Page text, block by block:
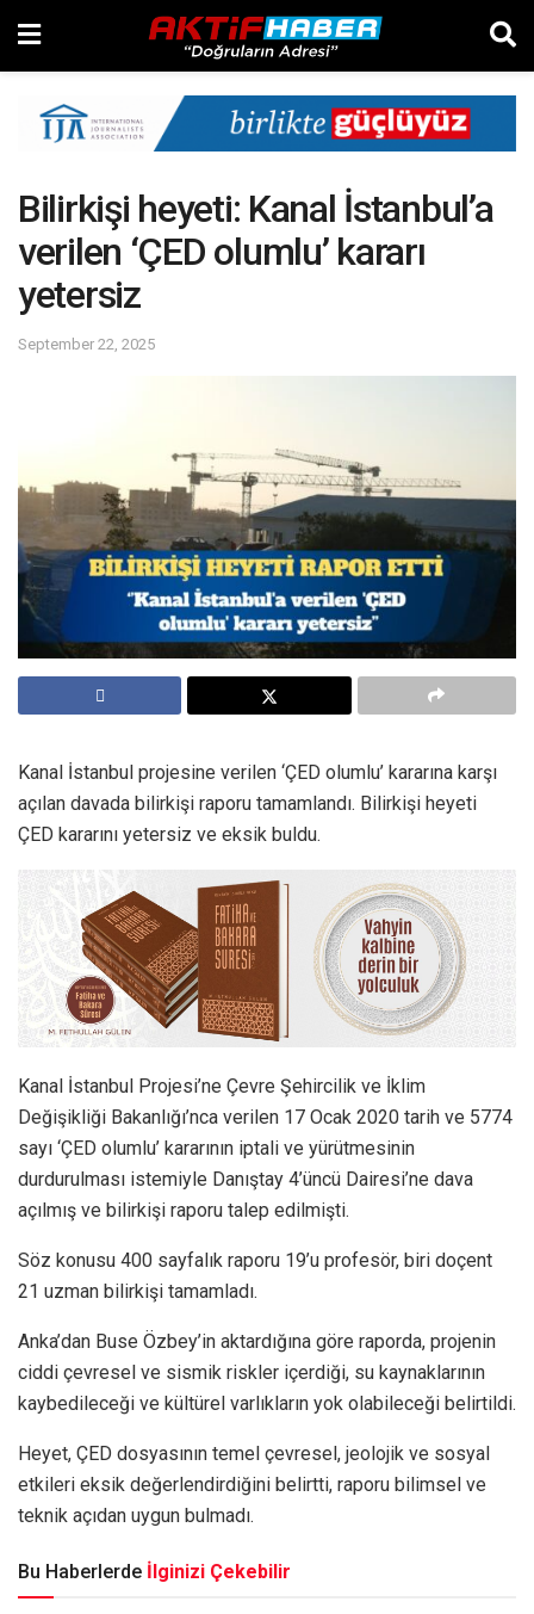
Bilirkişi heyeti: Kanal İstanbul’a
verilen ‘ÇED olumlu’ kararı
yetersiz
September 22, 2025
Kanal İstanbul projesine verilen ‘ÇED olumlu’ kararına karşı
açılan davada bilirkişi raporu tamamlandı. Bilirkişi heyeti
ÇED kararını yetersiz ve eksik buldu.
Kanal İstanbul Projesi’ne Çevre Şehircilik ve İklim
Değişikliği Bakanlığı’nca verilen 17 Ocak 2020 tarih ve 5774
sayı ‘ÇED olumlu’ kararının iptali ve yürütmesinin
durdurulması istemiyle Danıştay 4’üncü Dairesi’ne dava
açılmış ve bilirkişi raporu talep edilmişti.
Söz konusu 400 sayfalık raporu 19’u profesör, biri doçent
21 uzman bilirkişi tamamladı.
Anka’dan Buse Özbey’in aktardığına göre raporda, projenin
ciddi çevresel ve sismik riskler içerdiği, su kaynaklarının
kaybedileceği ve kültürel varlıkların yok olabileceği belirtildi.
Heyet, ÇED dosyasının temel çevresel, jeolojik ve sosyal
etkileri eksik değerlendirdiğini belirtti, raporu bilimsel ve
teknik açıdan uygun bulmadı.
Bu Haberlerde İlginizi Çekebilir